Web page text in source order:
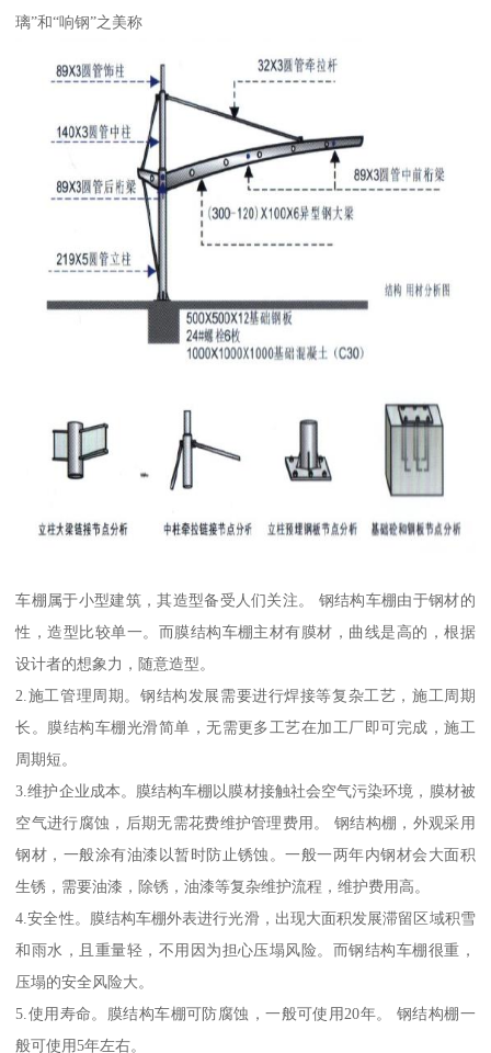
璃”和“响钢”之美称
车棚属于小型建筑，其造型备受人们关注。 钢结构车棚由于钢材的
性，造型比较单一。而膜结构车棚主材有膜材，曲线是高的，根据
设计者的想象力，随意造型。
2.施工管理周期。钢结构发展需要进行焊接等复杂工艺，施工周期
长。膜结构车棚光滑简单，无需更多工艺在加工厂即可完成，施工
周期短。
3.维护企业成本。膜结构车棚以膜材接触社会空气污染环境，膜材被
空气进行腐蚀，后期无需花费维护管理费用。 钢结构棚，外观采用
钢材，一般涂有油漆以暂时防止锈蚀。一般一两年内钢材会大面积
生锈，需要油漆，除锈，油漆等复杂维护流程，维护费用高。
4.安全性。膜结构车棚外表进行光滑，出现大面积发展滞留区域积雪
和雨水，且重量轻，不用因为担心压塌风险。而钢结构车棚很重，
压塌的安全风险大。
5.使用寿命。膜结构车棚可防腐蚀，一般可使用20年。 钢结构棚一
般可使用5年左右。